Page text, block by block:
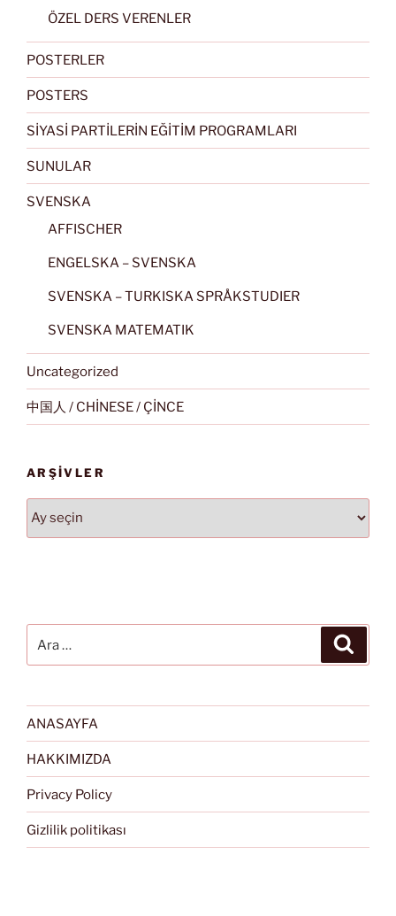
ÖZEL DERS VERENLER
POSTERLER
POSTERS
SİYASİ PARTİLERİN EĞİTİM PROGRAMLARI
SUNULAR
SVENSKA
AFFISCHER
ENGELSKA – SVENSKA
SVENSKA – TURKISKA SPRÅKSTUDIER
SVENSKA MATEMATIK
Uncategorized
中国人 / CHİNESE / ÇİNCE
ARŞIVLER
Arşivler
ANASAYFA
HAKKIMIZDA
Privacy Policy
Gizlilik politikası